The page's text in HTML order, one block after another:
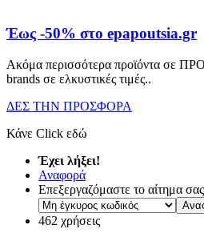
Έως -50% στο epapoutsia.gr
Ακόμα περισσότερα προϊόντα σε
brands σε ελκυστικές τιμές..
ΔΕΣ ΤΗΝ ΠΡΟΣΦΟΡΑ
Κάνε Click εδώ
Έχει λήξει!
Αναφορά
Επεξεργαζόμαστε το αίτημα
462 χρήσεις